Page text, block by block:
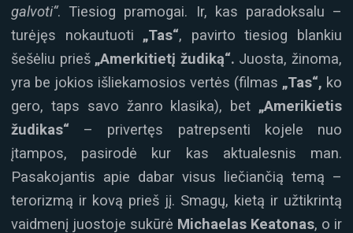
galvoti“. Tiesiog pramogai. Ir, kas paradoksalu –
turėjęs nokautuoti „Tas“, pavirto tiesiog blankiu
šešėliu prieš „Amerkitietį žudiką“. Juosta, žinoma,
yra be jokios išliekamosios vertės (filmas „Tas“, ko
gero, taps savo žanro klasika), bet „Amerikietis
žudikas“ – privertęs patrepsenti kojele nuo
įtampos, pasirodė kur kas aktualesnis man.
Pasakojantis apie dabar visus liečiančią temą –
terorizmą ir kovą prieš jį. Smagų, kietą ir užtikrintą
vaidmenį juostoje sukūrė Michaelas Keatonas, o ir